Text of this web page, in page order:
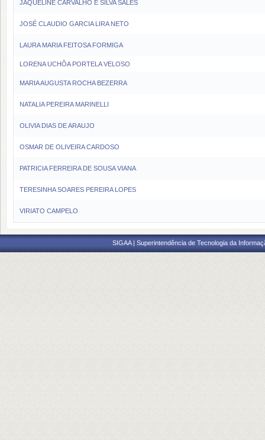
JAQUELINE CARVALHO E SILVA SALES
JOSÉ CLAUDIO GARCIA LIRA NETO
LAURA MARIA FEITOSA FORMIGA
LORENA UCHÔA PORTELA VELOSO
MARIA AUGUSTA ROCHA BEZERRA
NATALIA PEREIRA MARINELLI
OLIVIA DIAS DE ARAUJO
OSMAR DE OLIVEIRA CARDOSO
PATRICIA FERREIRA DE SOUSA VIANA
TERESINHA SOARES PEREIRA LOPES
VIRIATO CAMPELO
SIGAA | Superintendência de Tecnologia da